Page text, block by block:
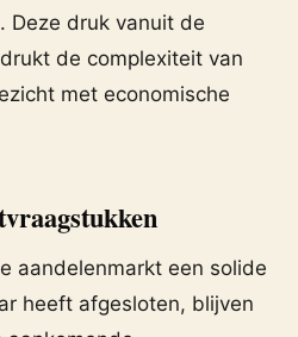
Deze druk vanuit de
de complexiteit van
met economische
aandelenmarkt een solide
heeft afgesloten, blijven